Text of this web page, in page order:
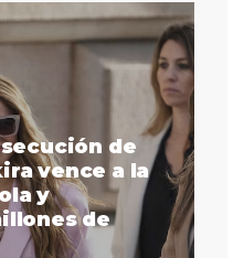
de
vence a la
y
de